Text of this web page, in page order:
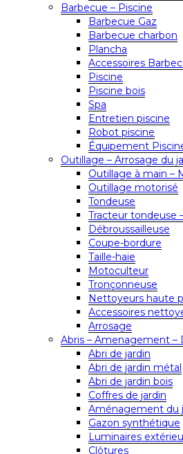
Barbecue – Piscine
Barbecue Gaz
Barbecue charbon
Plancha
Accessoires
Piscine
Piscine bois
Spa
Entretien piscine
Robot piscine
Équipement
Outillage – Arrosage du
Outillage à main –
Outillage motorisé
Tondeuse
Tracteur tondeuse
Débroussailleuse
Coupe-bordure
Taille-haie
Motoculteur
Tronçonneuse
Nettoyeurs haute
Accessoires
Arrosage
Abris – Amenagement –
Abri de jardin
Abri de jardin métal
Abri de jardin bois
Coffres de jardin
Aménagement du
Gazon synthétique
Luminaires
Clôtures